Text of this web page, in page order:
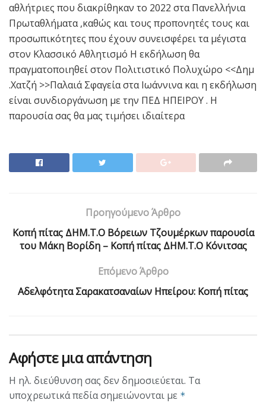
αθλήτριες που διακρίθηκαν το 2022 στα Πανελλήνια
Πρωταθλήματα ,καθώς και τους προπονητές τους και
προσωπικότητες που έχουν συνεισφέρει τα μέγιστα
στον Κλασσικό Αθλητισμό Η εκδήλωση θα
πραγματοποιηθεί στον Πολιτιστικό Πολυχώρο <<Δημ
.Χατζή >>Παλαιά Σφαγεία στα Ιωάννινα και η εκδήλωση
είναι συνδιοργάνωση με την ΠΕΔ ΗΠΕΙΡΟΥ . Η
παρουσία σας θα μας τιμήσει ιδιαίτερα
Προηγούμενο Άρθρο
Κοπή πίτας ΔΗΜ.Τ.Ο Βόρειων Τζουμέρκων παρουσία
του Μάκη Βορίδη – Κοπή πίτας ΔΗΜ.Τ.Ο Κόνιτσας
Επόμενο Άρθρο
Αδελφότητα Σαρακατσαναίων Ηπείρου: Κοπή πίτας
Αφήστε μια απάντηση
Η ηλ. διεύθυνση σας δεν δημοσιεύεται. Τα
υποχρεωτικά πεδία σημειώνονται με *